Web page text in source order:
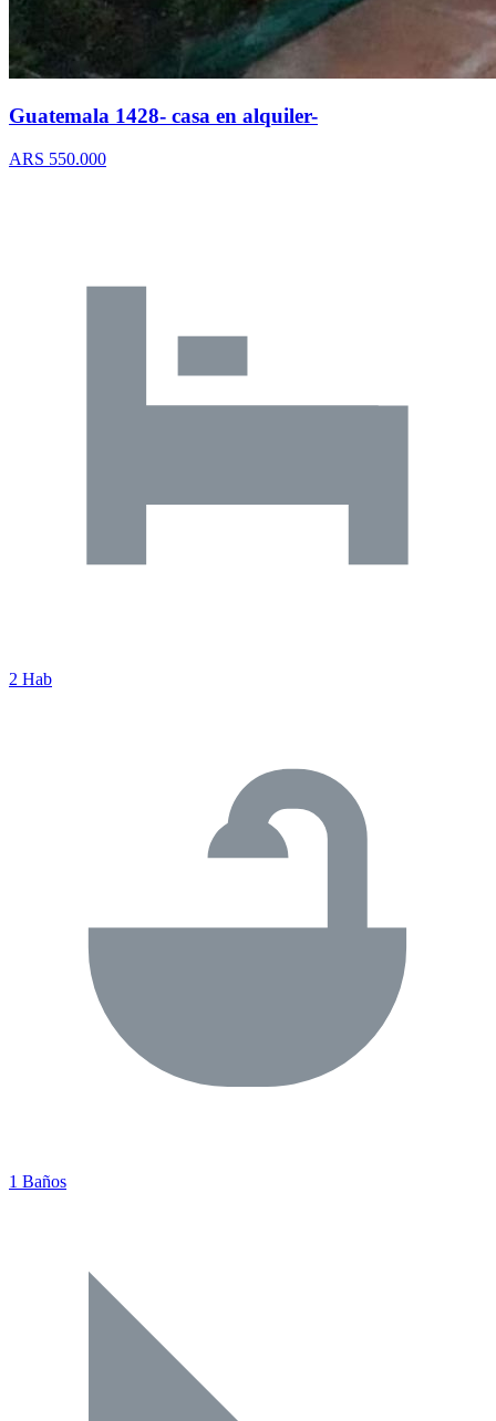
Guatemala 1428- casa en alquiler-
ARS 550.000
2 Hab
1 Baños